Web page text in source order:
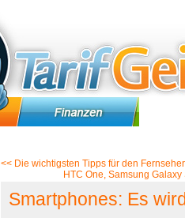
<< Die wichtigsten Tipps für den
HTC One, Samsung
Smartphones: Es